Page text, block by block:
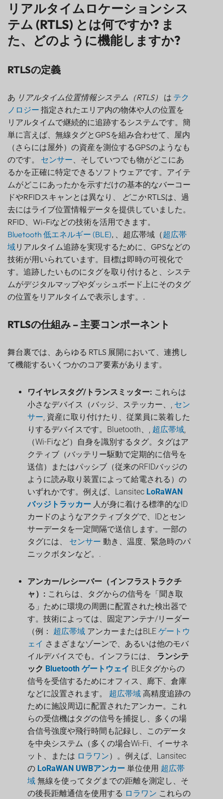
ですか? また、どのように機能しますか?
RTLSの定義
RTLSの仕組み – 主要コンポーネント
RTLS の主な利点と使用例は何ですか?
実世界の例は豊富にある
るにはどうすればよいですか?
リアルタイムロケーションシス
テム (RTLS) とは何ですか? ま
た、どのように機能しますか?
RTLSの定義
あ リアルタイム位置情報システム（RTLS） は テク
ノロジー 指定されたエリア内の物体や人の位置を
リアルタイムで継続的に追跡するシステムです。簡
単に言えば、無線タグとGPSを組み合わせて、屋内
（さらには屋外）の資産を測位するGPSのようなも
のです。 センサー、そしていつでも物がどこにあ
るかを正確に特定できるソフトウェアです。アイテ
ムがどこにあったかを示すだけの基本的なバーコー
ドやRFIDスキャンとは異なり、 どこかRTLSは、過
去にはライブ位置情報データを提供していました。
RFID、Wi-Fiなどの技術を活用できます。
Bluetooth 低エネルギー (BLE), 、超広帯域（超広帯
域リアルタイム追跡を実現するために、GPSなどの
技術が用いられています。目標は即時の可視化で
す。追跡したいものにタグを取り付けると、システ
ムがデジタルマップやダッシュボード上にそのタグ
の位置をリアルタイムで表示します。.
RTLSの仕組み – 主要コンポーネント
舞台裏では、あらゆる RTLS 展開において、連携し
て機能するいくつかのコア要素があります。
ワイヤレスタグ/トランスミッター: これらは
小さなデバイス（バッジ、ステッカー、, セン
サー, 資産に取り付けたり、従業員に装着した
りするデバイスです。Bluetooth、, 超広帯域,
（Wi-Fiなど）自身を識別するタグ。タグはア
クティブ（バッテリー駆動で定期的に信号を
送信）またはパッシブ（従来のRFIDバッジの
ように読み取り装置によって給電される）の
いずれかです。例えば、Lansitec LoRaWAN
バッジトラッカー 人が身に着ける標準的なID
カードのようなアクティブタグで、IDとセン
サーデータを一定間隔で送信します。一部の
タグには、 センサー 動き、温度、緊急時のパ
ニックボタンなど。.
アンカー/レシーバー（インフラストラクチ
ャ）: これらは、タグからの信号を「聞き取
る」ために環境の周囲に配置された検出器で
す。技術によっては、固定アンテナ/リーダー
（例： 超広帯域 アンカーまたはBLE ゲートウ
ェイ さまざまなゾーンで、あるいは他のモバ
イルデバイスでも。インフラには、 ランシテ
ック Bluetooth ゲートウェイ BLEタグからの
信号を受信するためにオフィス、廊下、倉庫
などに設置されます。 超広帯域 高精度追跡の
ために施設周辺に配置されたアンカー。これ
らの受信機はタグの信号を捕捉し、多くの場
合信号強度や飛行時間も記録し、このデータ
を中央システム（多くの場合Wi-Fi、イーサネ
ット、または ロラワン）。例えば、Lansitec
の LoRaWAN UWBアンカー 単位使用 超広帯
域 無線を使ってタグまでの距離を測定し、そ
の後長距離通信を使用する ロラワン これらの